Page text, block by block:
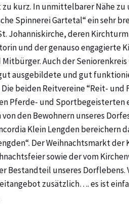
kurz. In unmittelbarer Nähe
Spinnerei Gartetal“ ein sehr
Johanniskirche, deren
und der genauso engagierte
Auch der
ausgebildete und gut
beiden Reitvereine “Reit- und
Pferde- und
den Bewohnern unseres
Klein Lengden
Der Weihnachtsmarkt
sowie der vom
Bestandteil unseres
zusätzlich…. es ist